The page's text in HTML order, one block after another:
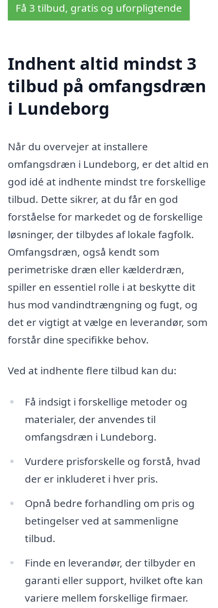
Få 3 tilbud, gratis og uforpligtende
Indhent altid mindst 3
tilbud på omfangsdræn
i Lundeborg
Når du overvejer at installere
omfangsdræn i Lundeborg, er det altid en
god idé at indhente mindst tre forskellige
tilbud. Dette sikrer, at du får en god
forståelse for markedet og de forskellige
løsninger, der tilbydes af lokale fagfolk.
Omfangsdræn, også kendt som
perimetriske dræn eller kælderdræn,
spiller en essentiel rolle i at beskytte dit
hus mod vandindtrængning og fugt, og
det er vigtigt at vælge en leverandør, som
forstår dine specifikke behov.
Ved at indhente flere tilbud kan du:
Få indsigt i forskellige metoder og
materialer, der anvendes til
omfangsdræn i Lundeborg.
Vurdere prisforskelle og forstå, hvad
der er inkluderet i hver pris.
Opnå bedre forhandling om pris og
betingelser ved at sammenligne
tilbud.
Finde en leverandør, der tilbyder en
garanti eller support, hvilket ofte kan
variere mellem forskellige firmaer.